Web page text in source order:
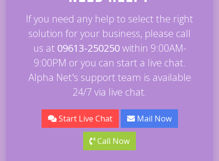
If you need any help to select the right
solution for your business, please call
us at 09613-250250within 9:00AM-
9:00PM or you can start a live chat.
Alpha Net's support team is available
24/7 via live chat.
Start Live Chat Mail Now
Call Now